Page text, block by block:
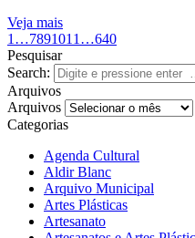
Veja mais
1 …7891011 …640
Pesquisar
Search:
Arquivos
Arquivos
Categorias
Agenda Cultural
Aldir Blanc
Arquivo Municipal
Artes Plásticas
Artesanato